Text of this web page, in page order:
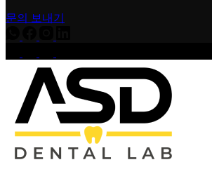
문의 보내기